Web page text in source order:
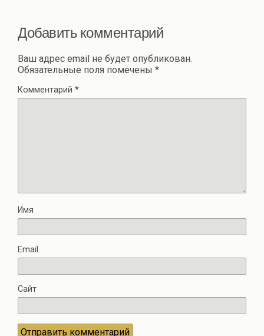
Добавить комментарий
Ваш адрес email не будет опубликован.
Обязательные поля помечены *
Комментарий *
Имя
Email
Сайт